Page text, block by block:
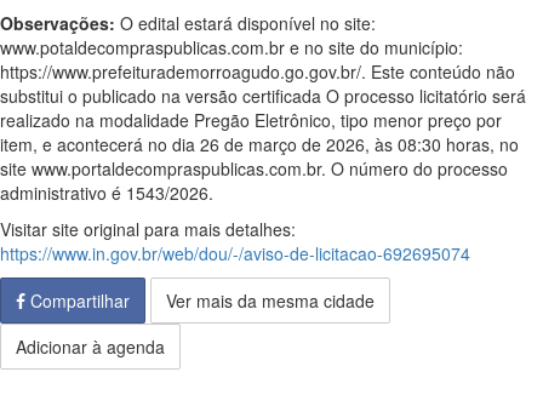
Observações: O edital estará disponível no site:
www.potaldecompraspublicas.com.br e no site do município:
https://www.prefeiturademorroagudo.go.gov.br/. Este conteúdo não
substitui o publicado na versão certificada O processo licitatório será
realizado na modalidade Pregão Eletrônico, tipo menor preço por
item, e acontecerá no dia 26 de março de 2026, às 08:30 horas, no
site www.portaldecompraspublicas.com.br. O número do processo
administrativo é 1543/2026.
Visitar site original para mais detalhes:
https://www.in.gov.br/web/dou/-/aviso-de-licitacao-692695074
Compartilhar
Ver mais da mesma cidade
Adicionar à agenda